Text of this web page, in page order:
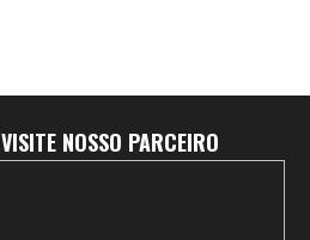
VISITE NOSSO PARCEIRO